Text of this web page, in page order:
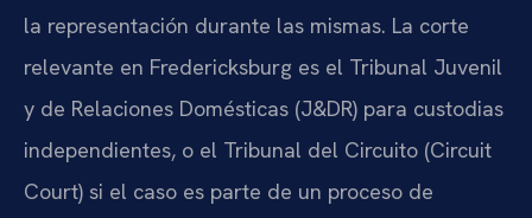
la representación durante las mismas. La corte
relevante en Fredericksburg es el Tribunal Juvenil
y de Relaciones Domésticas (J&DR) para custodias
independientes, o el Tribunal del Circuito (Circuit
Court) si el caso es parte de un proceso de